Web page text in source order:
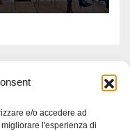
e/o accedere ad
l'esperienza di